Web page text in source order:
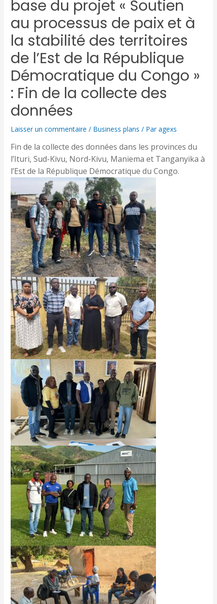
base du projet « Soutien
au processus de paix et à
la stabilité des territoires
de l’Est de la République
Démocratique du Congo »
: Fin de la collecte des
données
Laisser un commentaire / Business plans / Paragexs
Fin de la collecte des données dans les provinces du
l’Ituri, Sud-Kivu, Nord-Kivu, Maniema et Tanganyika à
l’Est de la République Démocratique du Congo.